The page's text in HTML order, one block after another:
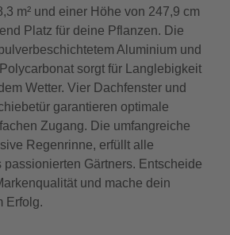
m² und einer Höhe von 247,9 cm
Platz für deine Pflanzen. Die
Aluminium und
sorgt für Langlebigkeit
Wetter. Vier Dachfenster und
garantieren optimale
Zugang. Die umfangreiche
Regenrinne, erfüllt alle
passionierten Gärtners. Entscheide
und mache dein
Erfolg.